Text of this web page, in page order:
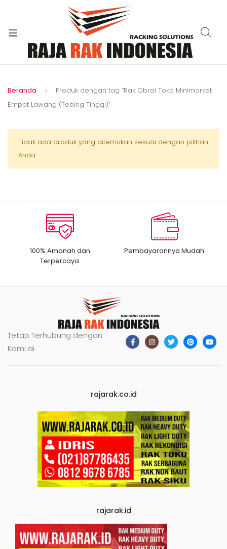
Beranda
Produk dengan tag “Rak Obral Toko Minimarket
Empat Lawang (Tebing Tinggi)”
Tidak ada produk yang ditemukan sesuai dengan pilihan
Anda.
100% Amanah dan
Terpercaya.
Pembayarannya Mudah.
Tetap Terhubung dengan
Kami di
rajarak.co.id
rajarak.id